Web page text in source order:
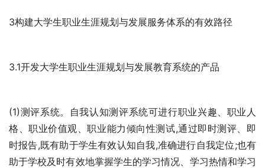
3构建大学生职业生涯规划与发展服务体系的有效路径
3.1开发大学生职业生涯规划与发展教育系统的产品
(1)测评系统。自我认知测评系统可进行职业兴趣、职业人
格、职业价值观、职业能力倾向性测试,通过即时测评、即
时报告,既有助于学生有效认知自我,准确进行自我定位;也有
助于学校及时有效地掌握学生的学习情况、学习热情和学习